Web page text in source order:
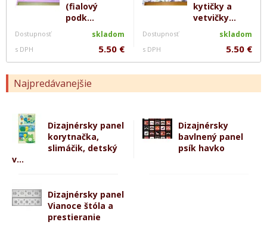
(fialový
podk...
Dostupnosť skladom
s DPH 5.50 €
kytičky a
vetvičky...
Dostupnosť skladom
s DPH 5.50 €
Najpredávanejšie
Dizajnérsky panel
korytnačka,
slimáčik, detský
v...
Dizajnérsky
bavlnený panel
psík havko
Dizajnérsky panel
Vianoce štóla a
prestieranie